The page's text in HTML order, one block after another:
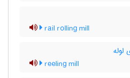
rail rolling mill
لوله
reeling mill